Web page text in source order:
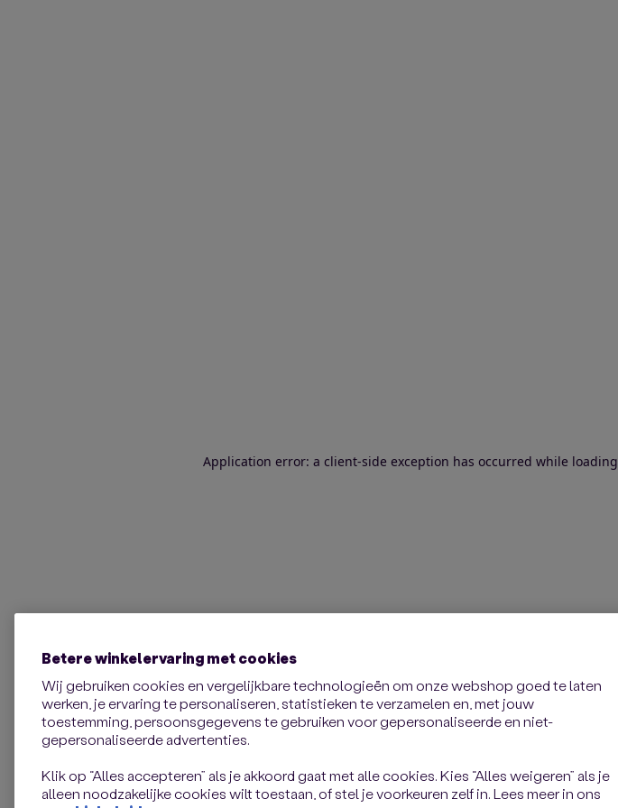
Application error: a client-side exception has occurred while loading
Betere winkelervaring met cookies
Wij gebruiken cookies en vergelijkbare technologieën om onze webshop goed te laten
werken, je ervaring te personaliseren, statistieken te verzamelen en, met jouw
toestemming, persoonsgegevens te gebruiken voor gepersonaliseerde en niet-
gepersonaliseerde advertenties.
Klik op “Alles accepteren” als je akkoord gaat met alle cookies. Kies “Alles weigeren” als je
alleen noodzakelijke cookies wilt toestaan, of stel je voorkeuren zelf in. Lees meer in ons